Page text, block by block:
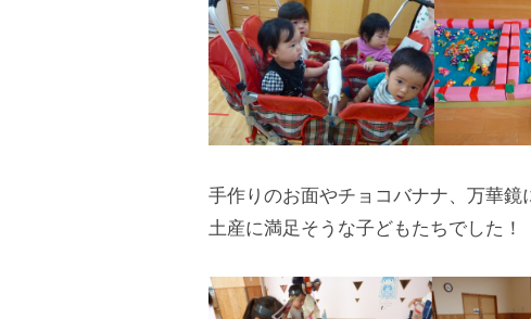
も
り
の
中
、
庭
や
域
手作りのお面やチョコバナナ、万華
土産に満足そうな子どもたちでした！